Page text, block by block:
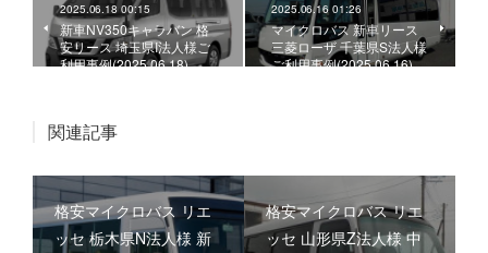
2025.06.18 00:15
新車NV350キャラバン 格
安リース 埼玉県I法人様ご
利用事例(2025.06.18)
2025.06.16 01:26
マイクロバス 新車リース
三菱ローザ 千葉県S法人様
ご利用事例(2025.06.16)
関連記事
格安マイクロバス リエ
ッセ 栃木県N法人様 新
格安マイクロバス リエ
ッセ 山形県Z法人様 中